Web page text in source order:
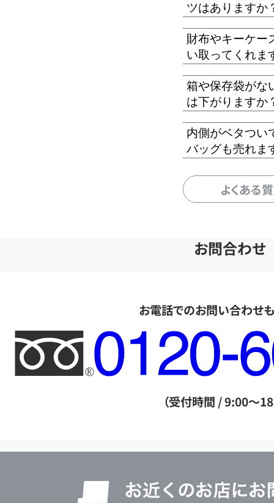
ツはありますか
財布やキーケー
い取ってくれま
箱や保存袋がな
は下がりますか
内側がベタつい
バッグも売れま
よくある
お問合わせ
お電話でのお問い合わせ
フ
リ
ー
ル
（受付時間 / 9:00～